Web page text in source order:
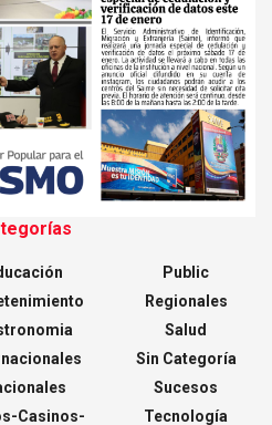
Casinos-
Public
Regionales
Salud
Sin Categoría
Sucesos
Tecnología